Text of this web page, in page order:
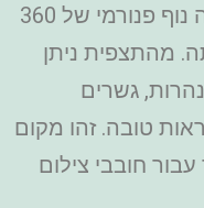
שממוקמת בראש הבניין ומציעה נוף פנורמי של 360
מהתצפית ניתן
גשרים
טובה. זהו מקום
חובבי צילום